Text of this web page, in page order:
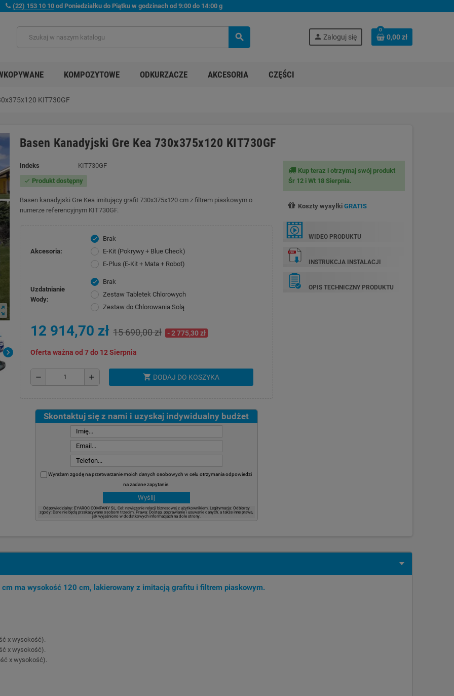
(22) 153 10 10 od Poniedziałku do Piątku w godzinach od 9:00 do 14:00 g
search person Zaloguj się
0
0,00 zł
KOMPOZYTOWE ODKURZACZE AKCESORIA CZĘŚCI
KIT730GF
chevron_right
Basen Kanadyjski Gre Kea 730x375x120 KIT730GF
Indeks KIT730GF
check Produkt dostępny
Basen kanadyjski Gre Kea imitujący grafit 730x375x120 cm z filtrem piaskowym o
numerze referencyjnym KIT730GF.
Akcesoria:
check
Brak
E-Kit (Pokrywy + Blue Check)
E-Plus (E-Kit + Mata + Robot)
Uzdatnianie
Wody:
check
Brak
Zestaw Tabletek Chlorowych
Zestaw do Chlorowania Solą
12 914,70 zł 15 690,00 zł - 2 775,30 zł
Oferta ważna od 7 do 12 Sierpnia
remove add shopping_cart DODAJ DO KOSZYKA
Skontaktuj się z nami i uzyskaj indywidualny budżet
Wyrażam zgodę na przetwarzanie moich danych osobowych w celu otrzymania odpowiedzi
na zadane zapytanie.
Odpowiedzialny: EYAROC COMPANY SL, Cel: nawiązanie relacji biznesowej z użytkownikiem. Legitymacja: Odbiorcy
zgody: Dane nie będą przekazywane osobom trzecim, Prawa: Dostęp, poprawianie i usuwanie danych, a także inne prawa,
jak wyjaśniono w dodatkowych informacjach na dole strony.
Kup teraz i otrzymaj swój produkt
Śr 12 i Wt 18 Sierpnia.
Koszty wysyłki GRATIS
WIDEO PRODUKTU
INSTRUKCJA INSTALACJI
OPIS TECHNICZNY PRODUKTU
ma wysokość 120 cm, lakierowany z imitacją grafitu i filtrem piaskowym.
x wysokość).
x wysokość).
x wysokość).